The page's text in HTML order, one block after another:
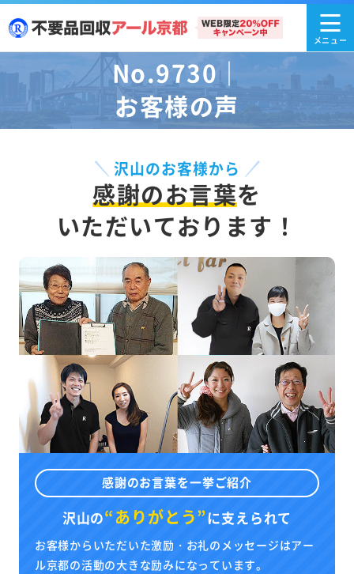
No.9730｜
お客様の声
沢山のお客様から
感謝のお言葉を
いただいております！
感謝のお言葉を一挙ご紹介
沢山の“ありがとう”に支えられて
お客様からいただいた激励・お礼のメッセージはアー
ル京都の活動の大きな励みになっています。